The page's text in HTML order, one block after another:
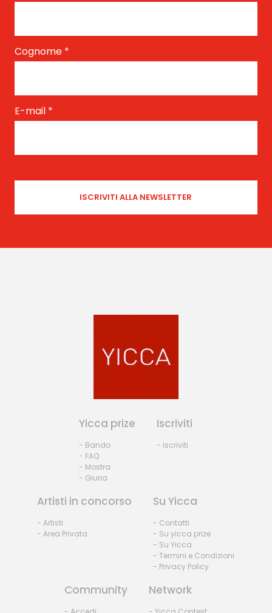
Cognome *
E-mail *
Yicca prize
- Bando
- FAQ
- Mostra
- Giuria
Iscriviti
- Iscriviti
Artisti in concorso
- Artisti
- Area Privata
Su Yicca
- Contatti
- Su yicca prize
- Su Yicca
- Termini e Condizioni
- Privacy Policy
Community Network